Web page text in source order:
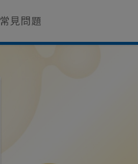
常見問題